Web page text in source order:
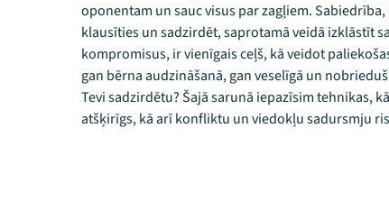
oponentam un sauc visus par zagļiem.
klausīties un sadzirdēt, saprotamā veidā izklāstīt
kompromisus, ir vienīgais ceļš, kā veidot
gan bērna audzināšanā, gan veselīgā un
Tevi sadzirdētu? Šajā sarunā iepazīsim tehnikas,
atšķirīgs, kā arī konfliktu un viedokļu sadursmju